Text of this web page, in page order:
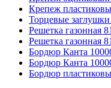
Крепеж
Торцевые
Решетка газонная
Решетка газонная
Бордюр Канта
Бордюр Канта
Бордюр